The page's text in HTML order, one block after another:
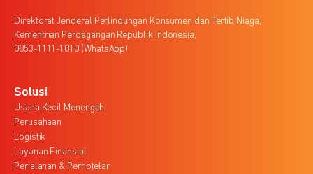
Direktorat Jenderal Perlindungan Konsumen dan Tertib Niaga,
Kementrian Perdagangan Republik Indonesia,
0853-1111-1010 (WhatsApp)
Solusi
Usaha Kecil Menengah
Perusahaan
Logistik
Layanan Finansial
Perjalanan & Perhotelan